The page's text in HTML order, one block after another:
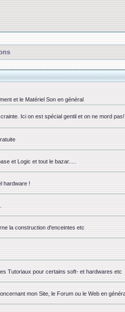
et le Matériel Son en général
Ici on est spécial gentil et on ne mord
et Logic et tout le bazar.....
hardware !
la construction d'enceintes etc
Tutoriaux pour certains soft- et hardwares etc
mon Site, le Forum ou le Web en